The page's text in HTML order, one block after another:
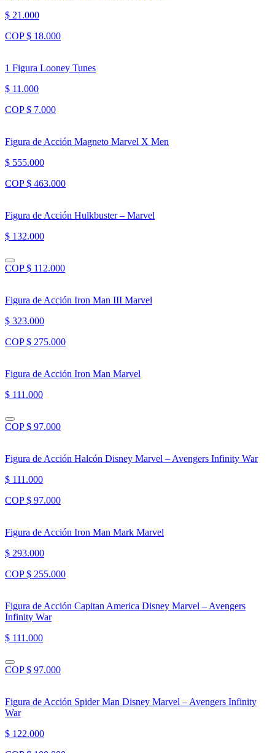
$ 21.000
COP $ 18.000
1 Figura Looney Tunes
$ 11.000
COP $ 7.000
Figura de Acción Magneto Marvel X Men
$ 555.000
COP $ 463.000
Figura de Acción Hulkbuster – Marvel
$ 132.000
COP $ 112.000
Figura de Acción Iron Man III Marvel
$ 323.000
COP $ 275.000
Figura de Acción Iron Man Marvel
$ 111.000
COP $ 97.000
Figura de Acción Halcón Disney Marvel – Avengers Infinity War
$ 111.000
COP $ 97.000
Figura de Acción Iron Man Mark Marvel
$ 293.000
COP $ 255.000
Figura de Acción Capitan America Disney Marvel – Avengers
Infinity War
$ 111.000
COP $ 97.000
Figura de Acción Spider Man Disney Marvel – Avengers Infinity
War
$ 122.000